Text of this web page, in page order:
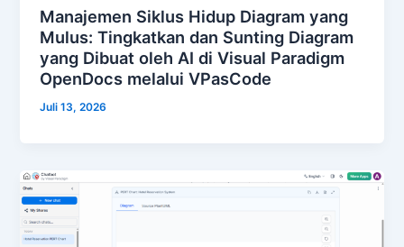
Manajemen Siklus Hidup Diagram yang
Mulus: Tingkatkan dan Sunting Diagram
yang Dibuat oleh AI di Visual Paradigm
OpenDocs melalui VPasCode
Juli 13, 2026